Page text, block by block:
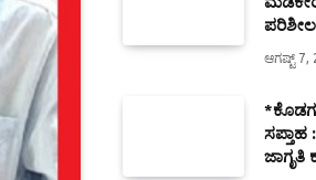
ಆಗಷ್ಟ್ 7,
ಸಪ್ತಾಹ